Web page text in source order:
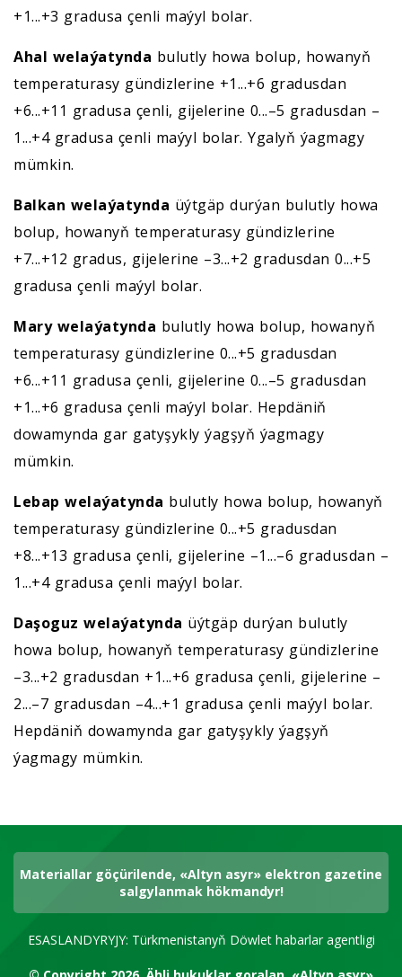
+1...+3 gradusa çenli maýyl bolar.
Ahal welaýatynda bulutly howa bolup, howanyň
temperaturasy gündizlerine +1...+6 gradusdan
+6...+11 gradusa çenli, gijelerine 0...–5 gradusdan –
1...+4 gradusa çenli maýyl bolar. Ygalyň ýagmagy
mümkin.
Balkan welaýatynda üýtgäp durýan bulutly howa
bolup, howanyň temperaturasy gündizlerine
+7...+12 gradus, gijelerine –3...+2 gradusdan 0...+5
gradusa çenli maýyl bolar.
Mary welaýatynda bulutly howa bolup, howanyň
temperaturasy gündizlerine 0...+5 gradusdan
+6...+11 gradusa çenli, gijelerine 0...–5 gradusdan
+1...+6 gradusa çenli maýyl bolar. Hepdäniň
dowamynda gar gatyşykly ýagşyň ýagmagy
mümkin.
Lebap welaýatynda bulutly howa bolup, howanyň
temperaturasy gündizlerine 0...+5 gradusdan
+8...+13 gradusa çenli, gijelerine –1...–6 gradusdan –
1...+4 gradusa çenli maýyl bolar.
Daşoguz welaýatynda üýtgäp durýan bulutly
howa bolup, howanyň temperaturasy gündizlerine
–3...+2 gradusdan +1...+6 gradusa çenli, gijelerine –
2...–7 gradusdan –4...+1 gradusa çenli maýyl bolar.
Hepdäniň dowamynda gar gatyşykly ýagşyň
ýagmagy mümkin.
Materiallar göçürilende, «Altyn asyr» elektron gazetine
salgylanmak hökmandyr!
ESASLANDYRYJY: Türkmenistanyň Döwlet habarlar agentligi